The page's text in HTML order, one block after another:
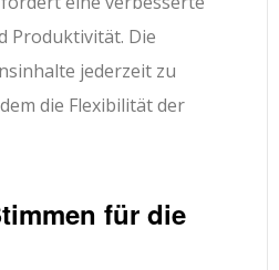
Produktivität. Die
jederzeit zu
die Flexibilität der
für die